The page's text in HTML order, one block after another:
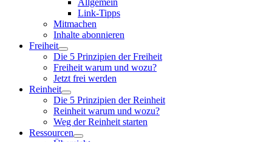
Allgemein
Link-Tipps
Mitmachen
Inhalte abonnieren
Freiheit
Die 5 Prinzipien der Freiheit
Freiheit warum und wozu?
Jetzt frei werden
Reinheit
Die 5 Prinzipien der Reinheit
Reinheit warum und wozu?
Weg der Reinheit starten
Ressourcen